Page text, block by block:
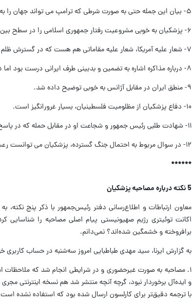
۱۰- دفاع پزشکیان از مظلومیت فلسطینیان، بسیار غرورانگیز است.
۱۲- در سوال مربوط به احتمال جنگ گسترده، پزشکیان می توانست رعب بیشتری به دل دشمن بیندازد.
******
5 نکته درباره مصاحبه پزشکیان
معاون ارتباطات و اطلاع‌رسانی دفتر رئیس‌جمهور با ذکر پنج
اکانت توئیتری رژیم صهیونیستی پیام اصلی مصاحبه را
برافروخته و خشمگین شده‌اند؟ نمی‌دانم.
به گزارش ایرنا، سید مهدی طباطبایی امروز سه‌شنبه در حساب کاربری
۱. مصاحبه به صورت غیرحضوری و در شرایطی انجام شد که
و ایده‌آل برخوردار نبود، گرچه آنچه منتشر شد هم نسخه اینترنتی
با ترجمه دقیق‌تر برای کارلسون ارسال شده بود که استفاده نشده